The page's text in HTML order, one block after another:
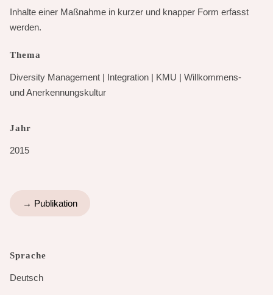
Inhalte einer Maßnahme in kurzer und knapper Form erfasst
werden.
Thema
Diversity Management | Integration | KMU | Willkommens-
und Anerkennungskultur
Jahr
2015
→ Publikation
Sprache
Deutsch